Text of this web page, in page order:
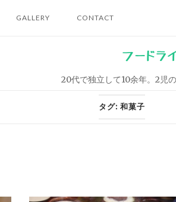
GALLERY CONTACT
フードラ
20代で独立して10余年。2児
タグ: 和菓子